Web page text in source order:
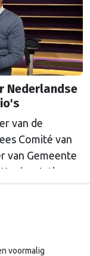
Nederlandse
van de
Comité van
van Gemeente
Arthur
in hun
omdat …
voormalig